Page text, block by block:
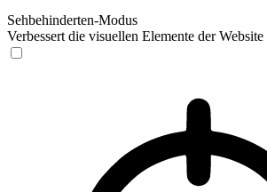
Sehbehinderten-Modus
Verbessert die visuellen Elemente der Website